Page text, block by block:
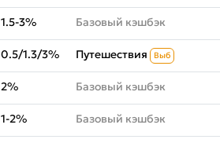
1.5-3% Базовый кэшбэк
0.5/1.3/3% Путешествия Выб
2% Базовый кэшбэк
1-2% Базовый кэшбэк